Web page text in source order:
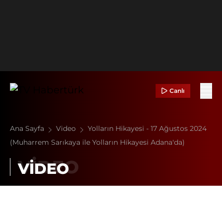
Canlı
Ana Sayfa Video
Yolların Hikayesi - 17 Ağustos 2024
(Muharrem Sarıkaya ile Yolların Hikayesi Adana'da)
VİDEO